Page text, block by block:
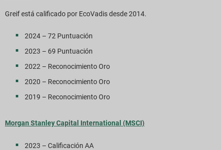
Greif está calificado por EcoVadis desde 2014.
2024 – 72 Puntuación
2023 – 69 Puntuación
2022 – Reconocimiento Oro
2020 – Reconocimiento Oro
2019 – Reconocimiento Oro
Morgan Stanley Capital International (MSCI)
2023 – Calificación AA